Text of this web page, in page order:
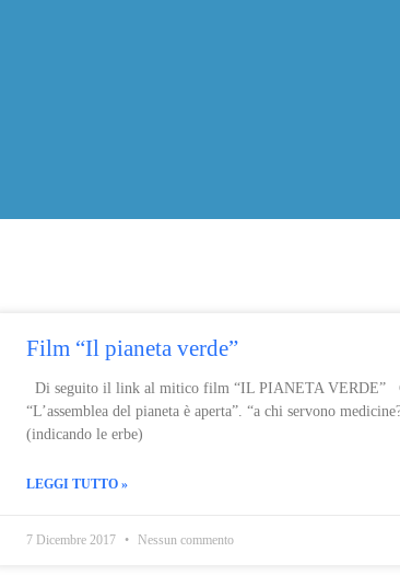
Film “Il pianeta verde”
Di seguito il link al mitico film “IL PIANETA VERDE”
“L’assemblea del pianeta è aperta”. “a chi servono
(indicando le erbe)
LEGGI TUTTO »
7 Dicembre 2017 Nessun commento